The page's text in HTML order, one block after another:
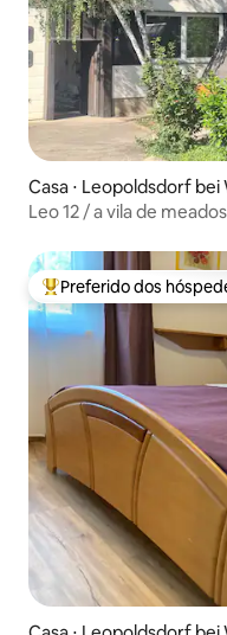
Casa ⋅ Leopoldsdorf bei
Leo 12 / a vila de
Entre os melhores
Preferido dos